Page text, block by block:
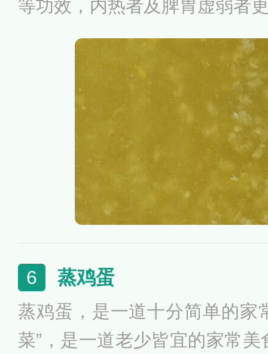
等功效，内热者及脾胃虚弱者
做法非常简单，小米加水单独
丰富，但是和其它谷物一样蛋
以在粥中搭配红薯、藜麦、豆
桂圆等各类食材，既增加营养
6 蒸鸡蛋
蒸鸡蛋，是一道十分简单的家
菜”，是一道老少皆宜的家常美